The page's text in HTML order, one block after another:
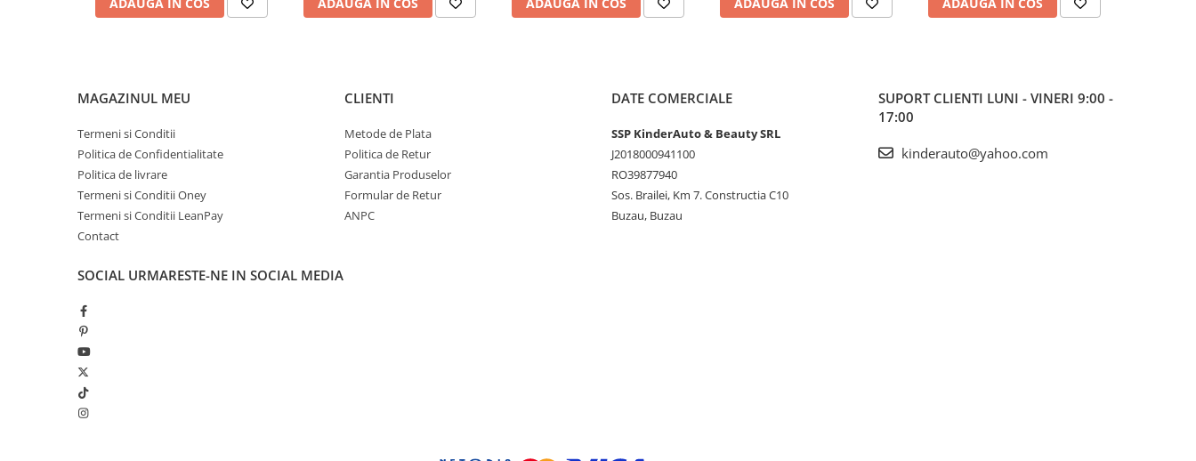
Transport GRATUIT
MAGAZINUL MEU
Termeni si Conditii
Politica de Confidentialitate
Politica de livrare
Termeni si Conditii Oney
Termeni si Conditii LeanPay
Contact
CLIENTI
Metode de Plata
Politica de Retur
Garantia Produselor
Formular de Retur
ANPC
DATE COMERCIALE
SSP KinderAuto & Beauty SRL
J2018000941100
RO39877940
Sos. Brailei, Km 7. Constructia C10
Buzau, Buzau
SUPORT CLIENTI LUNI - VINERI 9:00 -
17:00
kinderauto@yahoo.com
SOCIAL URMARESTE-NE IN SOCIAL MEDIA